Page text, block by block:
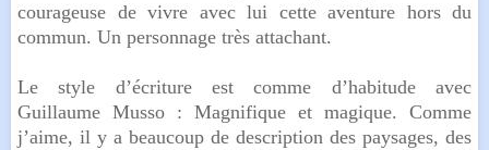
courageuse de vivre avec lui cette aventure hors du
commun. Un personnage très attachant.
Le style d’écriture est comme d’habitude avec
Guillaume Musso : Magnifique et magique. Comme
j’aime, il y a beaucoup de description des paysages, des